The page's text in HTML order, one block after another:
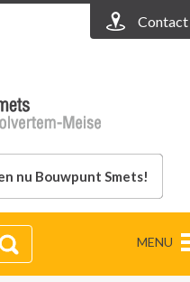
Contact
nu Bouwpunt Smets!
MENU